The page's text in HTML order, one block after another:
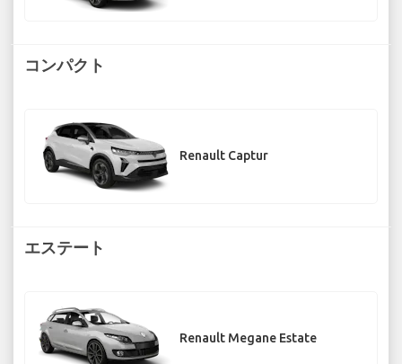
コンパクト
Renault Captur
エステート
Renault Megane Estate